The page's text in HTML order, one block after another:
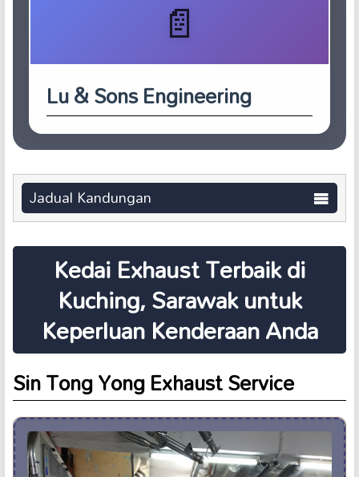
Lu & Sons Engineering
Jadual Kandungan
Kedai Exhaust Terbaik di
Kuching, Sarawak untuk
Keperluan Kenderaan Anda
Sin Tong Yong Exhaust Service